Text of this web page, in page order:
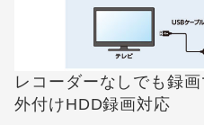
レコーダーなしでも録画
外付けHDD録画対応